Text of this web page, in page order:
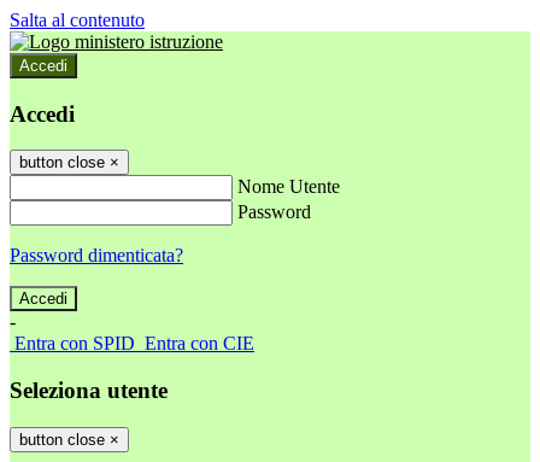
Salta al contenuto
Accedi
Accedi
button close ×
Nome Utente
Password
Password dimenticata?
-
Entra con SPID Entra con CIE
Seleziona utente
button close ×